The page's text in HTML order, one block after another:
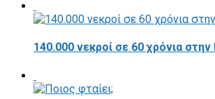
140.000 νεκροί σε 60 χρόνια